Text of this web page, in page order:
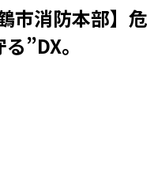
市消防本部】危
”DX。